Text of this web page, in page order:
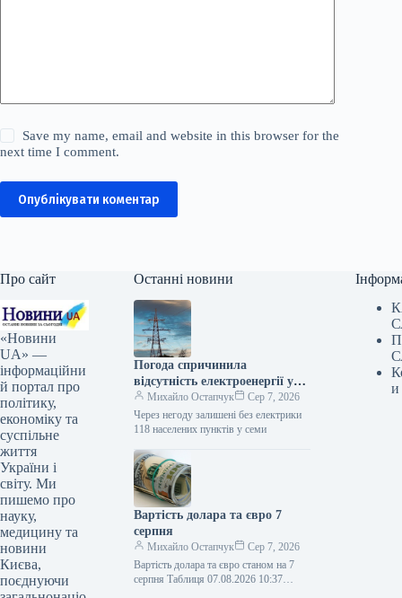
Save my name, email and website in this browser for the
next time I comment.
Опублікувати коментар
Про сайт
«Новини
UA» —
інформаційни
й портал про
політику,
економіку та
суспільне
життя
України і
світу. Ми
пишемо про
науку,
медицину та
новини
Києва,
поєднуючи
Останні новини
Погода спричинила
відсутність електроенергії у
118 населених пунктах шести
областей.
Михайло Остапчук
Сер 7, 2026
Через негоду залишені без електрики
118 населених пунктів у семи
Вартість долара та євро 7
серпня
Михайло Остапчук
Сер 7, 2026
Вартість долара та євро станом на 7
серпня Таблиця 07.08.2026 10:37
и